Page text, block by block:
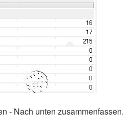
- Nach unten zusammenfassen.